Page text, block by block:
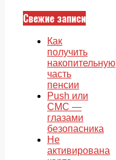
Свежие записи
Как
получить
накопительную
часть
пенсии
Push или
СМС —
глазами
безопасника
Не
активирована